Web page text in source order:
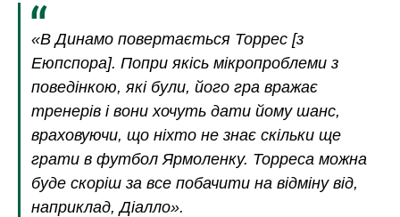
«В Динамо повертається Торрес [з
Еюпспора]. Попри якісь мікропроблеми з
поведінкою, які були, його гра вражає
тренерів і вони хочуть дати йому шанс,
враховуючи, що ніхто не знає скільки ще
грати в футбол Ярмоленку. Торреса можна
буде скоріш за все побачити на відміну від,
наприклад, Діалло».